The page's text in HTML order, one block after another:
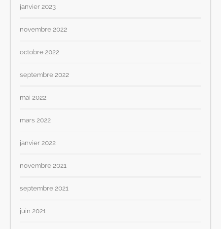
janvier 2023
novembre 2022
octobre 2022
septembre 2022
mai 2022
mars 2022
janvier 2022
novembre 2021
septembre 2021
juin 2021